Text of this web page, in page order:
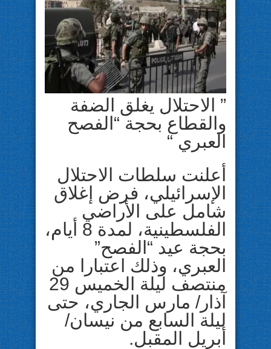
” الاحتلال يغلق الضفة
والقطاع بحجة “الفصح
العبري “
أعلنت سلطات الاحتلال
الإسرائيلي، فرض إغلاق
شامل على الأراضي
الفلسطينية، لمدة 8 أيام،
بحجة عيد “الفصح”
العبري، وذلك اعتبارا من
منتصف ليلة الخميس 29
آذار/ مارس الجاري، حتى
ليلة السابع من نيسان/
أبريل المقبل.